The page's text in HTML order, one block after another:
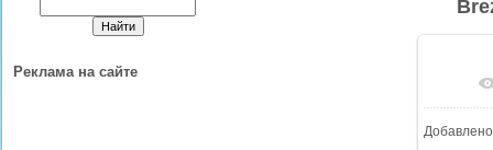
Реклама на сайте
Добавлено